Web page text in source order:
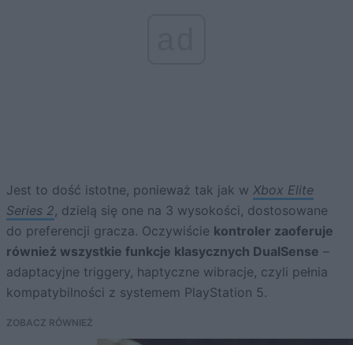
Jest to dość istotne, ponieważ tak jak w Xbox Elite
Series 2, dzielą się one na 3 wysokości, dostosowane
do preferencji gracza. Oczywiście kontroler zaoferuje
również wszystkie funkcje klasycznych DualSense –
adaptacyjne triggery, haptyczne wibracje, czyli pełnia
kompatybilności z systemem PlayStation 5.
ZOBACZ RÓWNIEŻ